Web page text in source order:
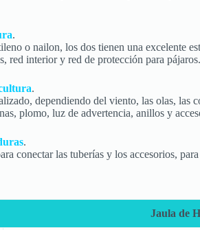
.
o nailon, los dos tienen una
red interior y red de protección para pájaros.
.
dependiendo del viento, las olas,
plomo, luz de advertencia, anillos y
.
conectar las tuberías y los accesorios,
Jaula de